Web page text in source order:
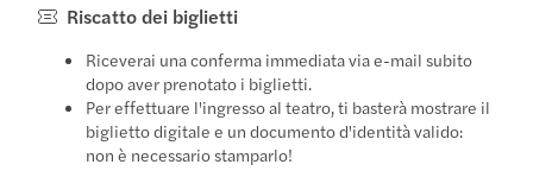
Riscatto dei biglietti
Riceverai una conferma immediata via e-mail subito
dopo aver prenotato i biglietti.
Per effettuare l'ingresso al teatro, ti basterà mostrare il
biglietto digitale e un documento d'identità valido:
non è necessario stamparlo!